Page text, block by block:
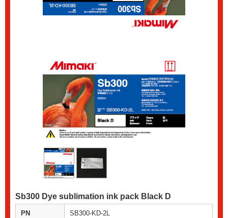
Sb300 Dye sublimation ink pack Black D
PN SB300-KD-2L